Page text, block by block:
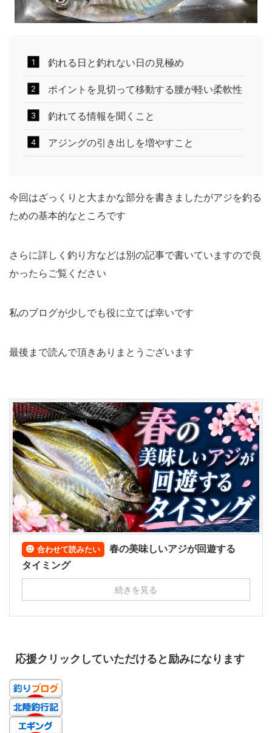
釣れる日と釣れない日の見極め
ポイントを見切って移動する腰が軽い柔軟性
釣れてる情報を聞くこと
アジングの引き出しを増やすこと
今回はざっくりと大まかな部分を書きましたがアジを釣る
ための基本的なところです
さらに詳しく釣り方などは別の記事で書いていますので良
かったらご覧ください
私のブログが少しでも役に立てば幸いです
最後まで読んで頂きありまとうございます
合わせて読みたい
春の美味しいアジが回遊する
タイミング
続きを見る
応援クリックしていただけると励みになります